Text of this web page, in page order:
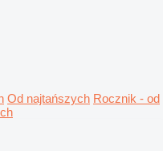
Od najtańszych Rocznik - od